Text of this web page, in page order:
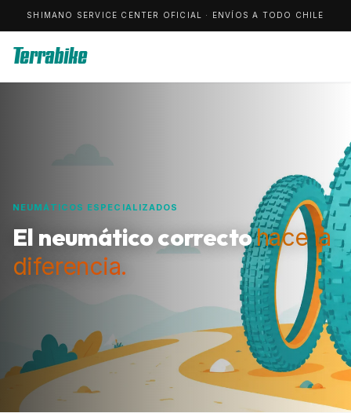
SHIMANO SERVICE CENTER OFICIAL · ENVÍOS A TODO CHILE
Terrabike
NEUMÁTICOS ESPECIALIZADOS
El neumático correctohace la
diferencia.